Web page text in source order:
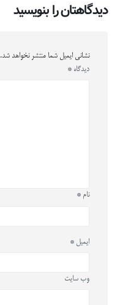
دیدگاهتان را بنویسید
نشانی ایمیل شما منتشر نخواهد شد.
دیدگاه *
نام *
ایمیل *
وب‌ سایت